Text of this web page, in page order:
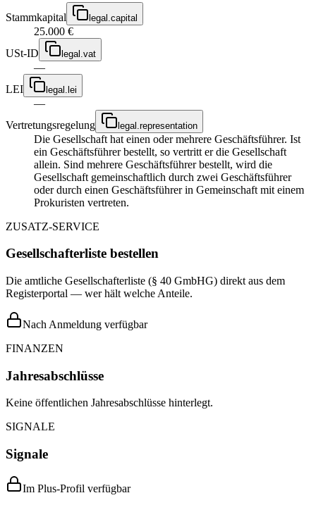
Stammkapital
legal.capital
25.000 €
USt-ID
legal.vat
—
LEI
legal.lei
—
Vertretungsregelung
legal.representation
Die Gesellschaft hat einen oder mehrere Geschäftsführer. Ist
ein Geschäftsführer bestellt, so vertritt er die Gesellschaft
allein. Sind mehrere Geschäftsführer bestellt, wird die
Gesellschaft gemeinschaftlich durch zwei Geschäftsführer
oder durch einen Geschäftsführer in Gemeinschaft mit einem
Prokuristen vertreten.
ZUSATZ-SERVICE
Gesellschafterliste bestellen
Die amtliche Gesellschafterliste (§ 40 GmbHG) direkt aus dem
Registerportal — wer hält welche Anteile.
Nach Anmeldung verfügbar
FINANZEN
Jahresabschlüsse
Keine öffentlichen Jahresabschlüsse hinterlegt.
SIGNALE
Signale
Im Plus-Profil verfügbar